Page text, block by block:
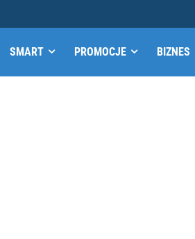
SMART PROMOCJE BIZNES